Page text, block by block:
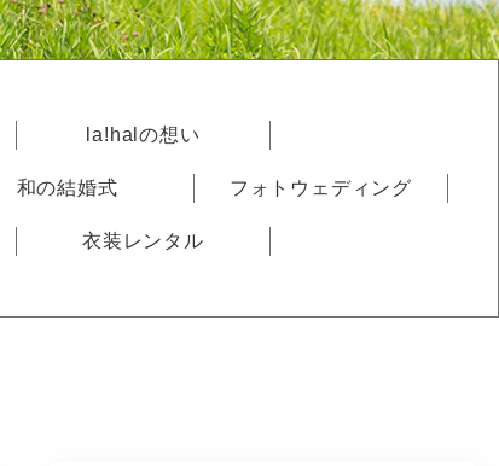
la!halの想い
和の結婚式 フォトウェディング
衣装レンタル